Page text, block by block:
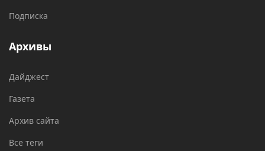
Подписка
Архивы
Дайджест
Газета
Архив сайта
Все теги